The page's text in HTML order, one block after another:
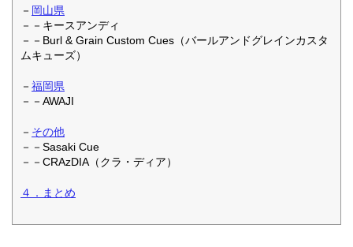
－ 岡山県
－－キースアンディ
－－Burl & Grain Custom Cues（バールアンドグレインカスタ
ムキューズ）
－ 福岡県
－－AWAJI
－ その他
－－Sasaki Cue
－－CRAzDIA（クラ・ディア）
４．まとめ